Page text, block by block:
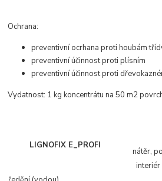
Ochrana:
preventivní ocrhana proti houbám
preventivní účinnost proti plísním
preventivní účinnost proti
Vydatnost: 1 kg koncentrátu na 50 m2
LIGNOFIX E_PROFI
nátěr,
interiér